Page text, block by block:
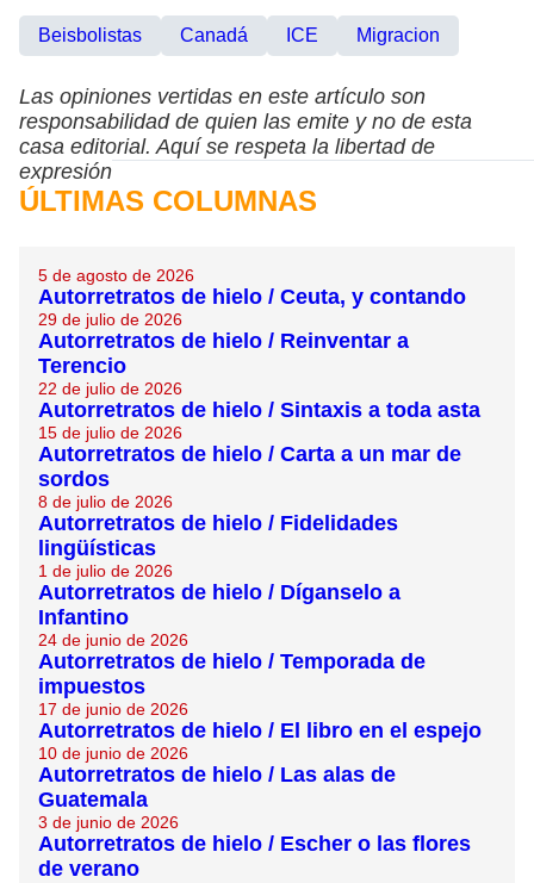
Beisbolistas Canadá ICE Migracion
Las opiniones vertidas en este artículo son
responsabilidad de quien las emite y no de esta
casa editorial. Aquí se respeta la libertad de
expresión
ÚLTIMAS COLUMNAS
5 de agosto de 2026
Autorretratos de hielo / Ceuta, y contando
29 de julio de 2026
Autorretratos de hielo / Reinventar a
Terencio
22 de julio de 2026
Autorretratos de hielo / Sintaxis a toda asta
15 de julio de 2026
Autorretratos de hielo / Carta a un mar de
sordos
8 de julio de 2026
Autorretratos de hielo / Fidelidades
lingüísticas
1 de julio de 2026
Autorretratos de hielo / Díganselo a
Infantino
24 de junio de 2026
Autorretratos de hielo / Temporada de
impuestos
17 de junio de 2026
Autorretratos de hielo / El libro en el espejo
10 de junio de 2026
Autorretratos de hielo / Las alas de
Guatemala
3 de junio de 2026
Autorretratos de hielo / Escher o las flores
de verano